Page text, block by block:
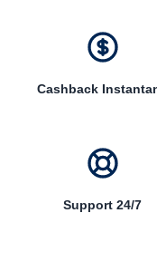
Cashback
Support 24/7